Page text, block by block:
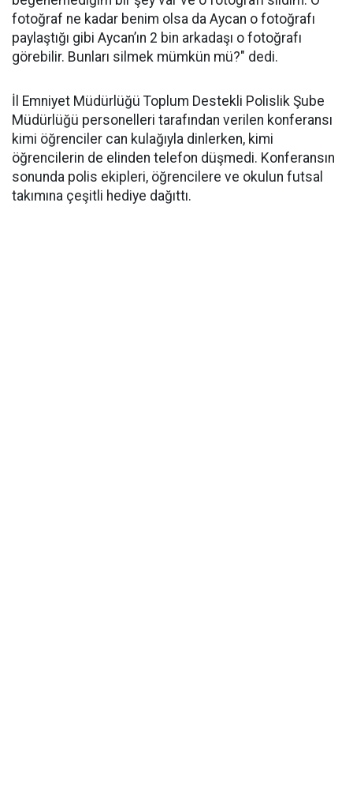
fotoğraf ne kadar benim olsa da Aycan o fotoğrafı
paylaştığı gibi Aycan’ın 2 bin arkadaşı o fotoğrafı
görebilir. Bunları silmek mümkün mü?" dedi.
İl Emniyet Müdürlüğü Toplum Destekli Polislik Şube
Müdürlüğü personelleri tarafından verilen konferansı
kimi öğrenciler can kulağıyla dinlerken, kimi
öğrencilerin de elinden telefon düşmedi. Konferansın
sonunda polis ekipleri, öğrencilere ve okulun futsal
takımına çeşitli hediye dağıttı.